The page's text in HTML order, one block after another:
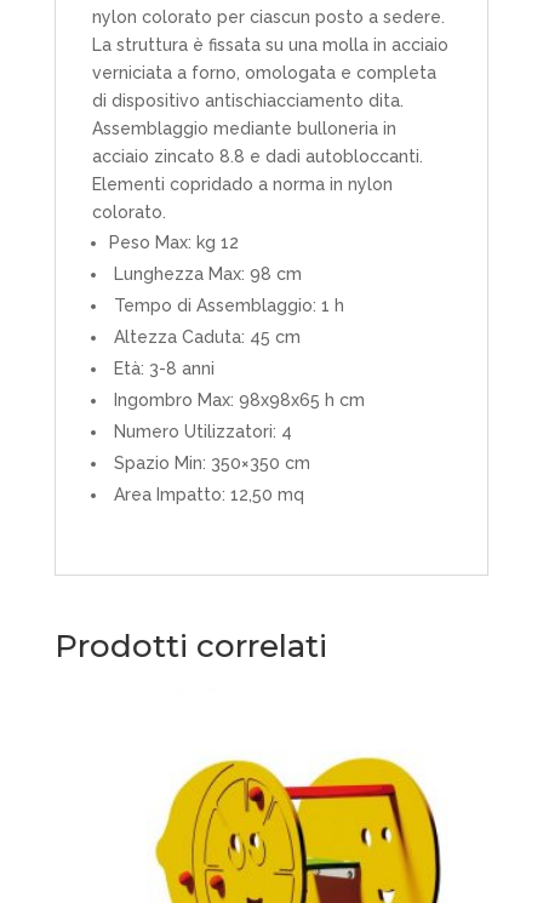
nylon colorato per ciascun posto a sedere.
La struttura è fissata su una molla in acciaio
verniciata a forno, omologata e completa
di dispositivo antischiacciamento dita.
Assemblaggio mediante bulloneria in
acciaio zincato 8.8 e dadi autobloccanti.
Elementi copridado a norma in nylon
colorato.
Peso Max: kg 12
Lunghezza Max: 98 cm
Tempo di Assemblaggio: 1 h
Altezza Caduta: 45 cm
Età: 3-8 anni
Ingombro Max: 98x98x65 h cm
Numero Utilizzatori: 4
Spazio Min: 350×350 cm
Area Impatto: 12,50 mq
Prodotti correlati